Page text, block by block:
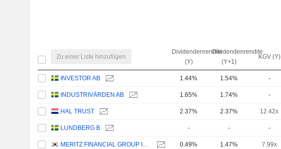
Zu einer Liste hinzufügen
Dividendenrendite
(Y)
Dividendenrendite
(Y+1)
KGV (Y)
INVESTOR AB 1.44% 1.54% -
INDUSTRIVÄRDEN AB 1.65% 1.74% -
HAL TRUST 2.37% 2.37% 12.42x
LUNDBERG B - - -
MERITZ FINANCIAL GROUP INC. 0.49% 1.47% 7.99x